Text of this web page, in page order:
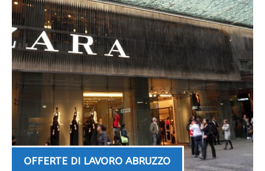
OFFERTE DI LAVORO ABRUZZO